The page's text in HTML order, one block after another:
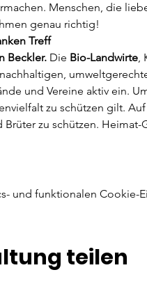
Menschen, die
genau richtig!
Treff
Beckler. Die Bio-Landwirte,
und Vereine aktiv ein.
zu schützen gilt.
zu schützen.
und funktionalen Cookie-
teilen